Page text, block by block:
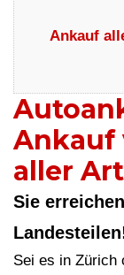
Ankauf
Ankauf
aller Art
Sie
Sei es in Zürich